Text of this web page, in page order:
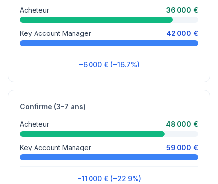
Acheteur 36 000 €
Key Account Manager 42 000 €
−6 000 € (−16.7%)
Confirme (3-7 ans)
Acheteur 48 000 €
Key Account Manager 59 000 €
−11 000 € (−22.9%)